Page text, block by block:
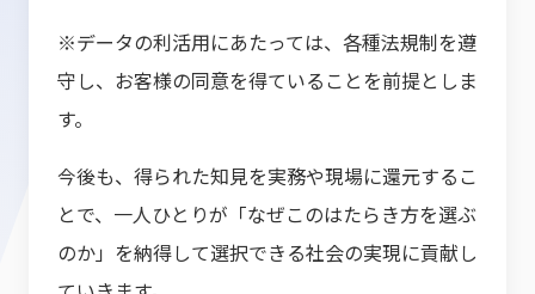
※データの利活用にあたっては、各種法規制を遵
守し、お客様の同意を得ていることを前提としま
す。
今後も、得られた知見を実務や現場に還元するこ
とで、一人ひとりが「なぜこのはたらき方を選ぶ
のか」を納得して選択できる社会の実現に貢献し